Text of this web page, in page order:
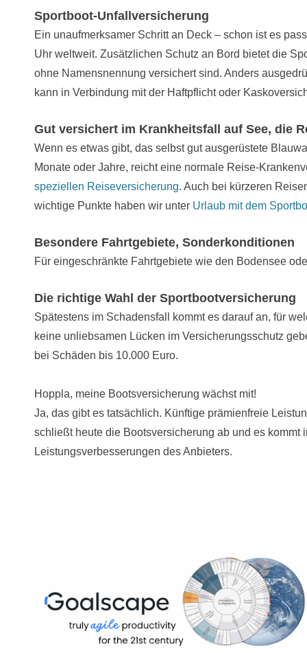
Sportboot-Unfallversicherung
Ein unaufmerksamer Schritt an Deck – schon ist es
Uhr weltweit. Zusätzlichen Schutz an Bord bietet die
ohne Namensnennung versichert sind. Anders
kann in Verbindung mit der Haftpflicht oder
Gut versichert im Krankheitsfall auf See, die
Wenn es etwas gibt, das selbst gut ausgerüstete
Monate oder Jahre, reicht eine normale Reise-
speziellen Reiseversicherung. Auch bei kürzeren
wichtige Punkte haben wir unter Urlaub mit dem
Besondere Fahrtgebiete, Sonderkonditionen
Für eingeschränkte Fahrtgebiete wie den Bodensee
Die richtige Wahl der Sportbootversicherung
Spätestens im Schadensfall kommt es darauf an, für
keine unliebsamen Lücken im Versicherungsschutz
bei Schäden bis 10.000 Euro.
Hoppla, meine Bootsversicherung wächst mit!
Ja, das gibt es tatsächlich. Künftige prämienfreie
schließt heute die Bootsversicherung ab und es
Leistungsverbesserungen des Anbieters.